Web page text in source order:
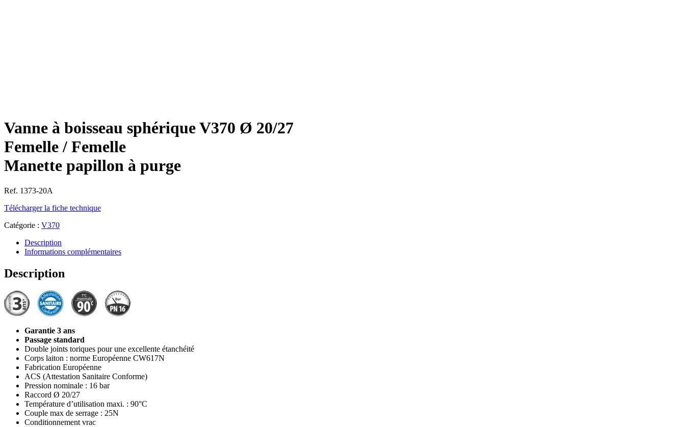
Vanne à boisseau sphérique V370 Ø 20/27
Femelle / Femelle
Manette papillon à purge
Ref. 1373-20A
Télécharger la fiche technique
Catégorie : V370
Description
Informations complémentaires
Description
Garantie 3 ans
Passage standard
Double joints toriques pour une excellente étanchéité
Corps laiton : norme Européenne CW617N
Fabrication Européenne
ACS (Attestation Sanitaire Conforme)
Pression nominale : 16 bar
Raccord Ø 20/27
Température d’utilisation maxi. : 90°C
Couple max de serrage : 25N
Conditionnement vrac